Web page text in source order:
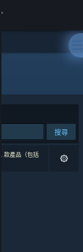
搜尋
款產品（包括